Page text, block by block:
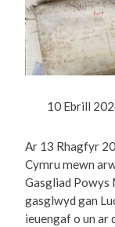
10 Ebrill
Ar 13 Rhagfyr
Cymru mewn
Gasgliad Powys
gasglwyd gan
ieuengaf o un ar